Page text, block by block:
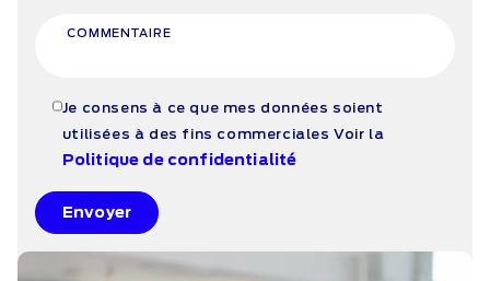
COMMENTAIRE
Je consens à ce que mes données soient
utilisées à des fins commerciales Voir la
Politique de confidentialité
Envoyer